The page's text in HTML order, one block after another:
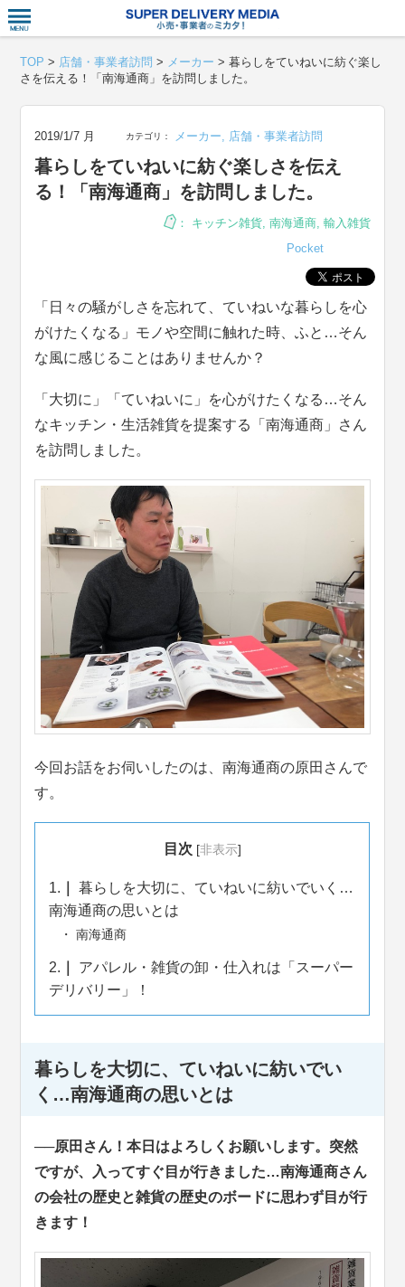
TOP > 店舗・事業者訪問 > メーカー >暮らしをていねいに紡ぐ楽し
さを伝える！「南海通商」を訪問しました。
2019/1/7 月 カテゴリ： メーカー, 店舗・事業者訪問
暮らしをていねいに紡ぐ楽しさを伝え
る！「南海通商」を訪問しました。
： キッチン雑貨, 南海通商, 輸入雑貨
Pocket
「日々の騒がしさを忘れて、ていねいな暮らしを心
がけたくなる」モノや空間に触れた時、ふと…そん
な風に感じることはありませんか？
「大切に」「ていねいに」を心がけたくなる…そん
なキッチン・生活雑貨を提案する「南海通商」さん
を訪問しました。
今回お話をお伺いしたのは、南海通商の原田さんで
す。
目次 [非表示]
1.
暮らしを大切に、ていねいに紡いでいく…
南海通商の思いとは
南海通商
2.
アパレル・雑貨の卸・仕入れは「スーパー
デリバリー」！
暮らしを大切に、ていねいに紡いでい
く…南海通商の思いとは
──原田さん！本日はよろしくお願いします。突然
ですが、入ってすぐ目が行きました…南海通商さん
の会社の歴史と雑貨の歴史のボードに思わず目が行
きます！